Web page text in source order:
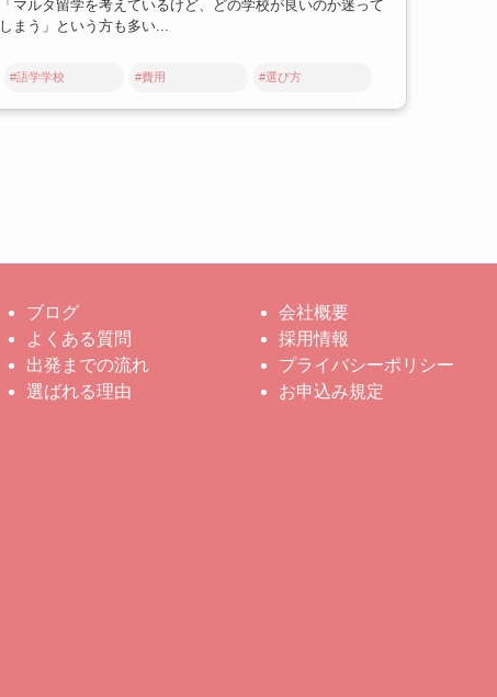
「マルタ留学を考えているけど、どの学校が良いのか迷って
しまう」という方も多い...
#語学学校 #費用 #選び方
ブログ
よくある質問
出発までの流れ
選ばれる理由
会社概要
採用情報
プライバシーポリシー
お申込み規定